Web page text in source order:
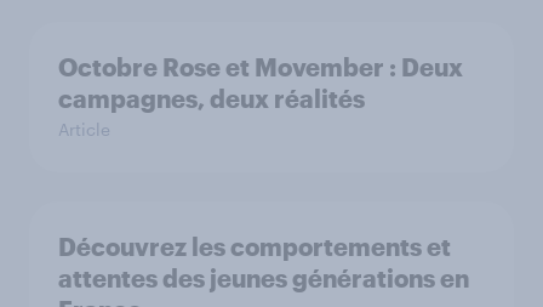
Octobre Rose et Movember : Deux
campagnes, deux réalités
Article
Découvrez les comportements et
attentes des jeunes générations en